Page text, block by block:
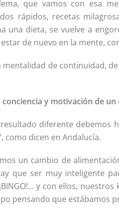
que vamos con esa
rápidos, recetas
una dieta, se vuelve a
de nuevo en la mente,
mentalidad de continuidad,
conciencia y motivación de
diferente debemos
como dicen en Andalucía.
un cambio de
que ser muy inteligente
y con ellos,
pensando que estábamos